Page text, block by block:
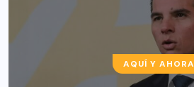
AQUÍ Y AHORA